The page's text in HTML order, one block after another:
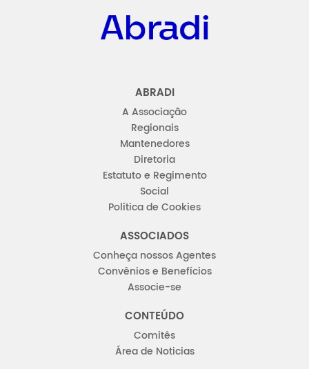
ABRADI
A Associação
Regionais
Mantenedores
Diretoria
Estatuto e Regimento
Social
Política de Cookies
ASSOCIADOS
Conheça nossos Agentes
Convênios e Benefícios
Associe-se
CONTEÚDO
Comitês
Área de Noticias